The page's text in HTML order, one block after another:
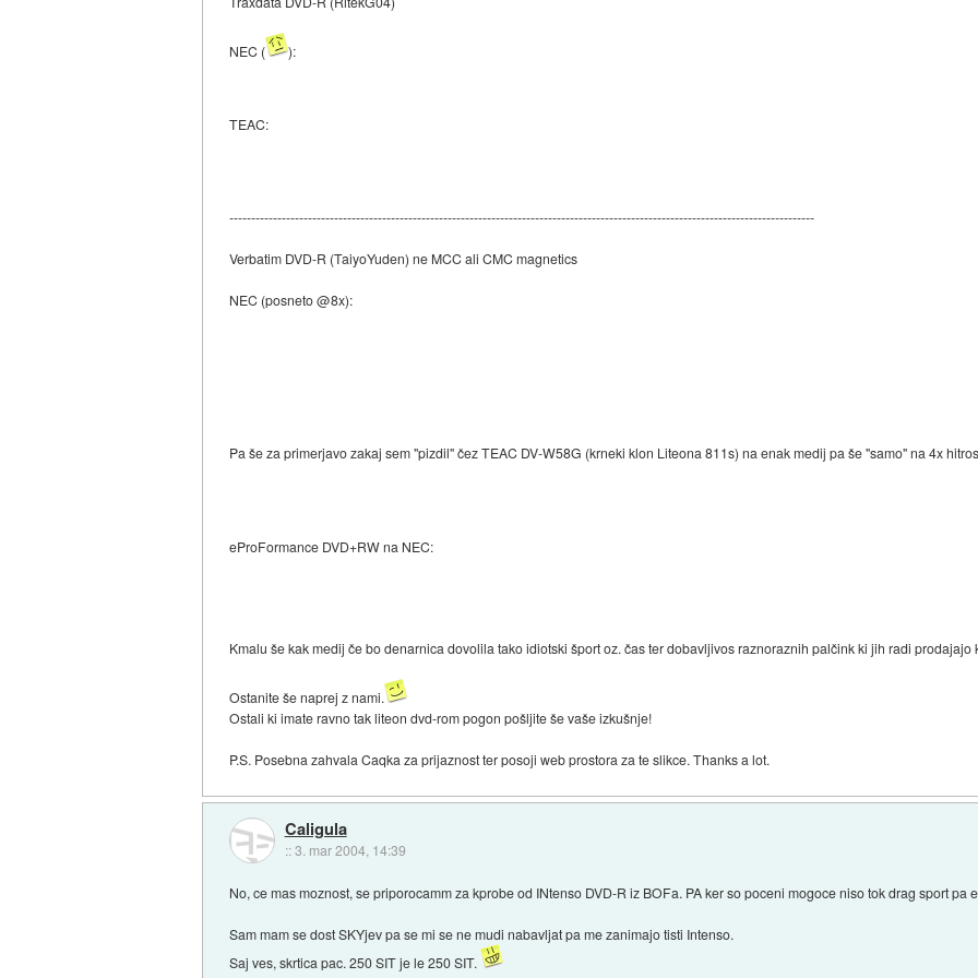
NEC ( ):
TEAC:
--------------------------------------------------------------------------------------------------------------------------------------
Verbatim DVD-R (TaiyoYuden) ne MCC ali CMC magnetics
NEC (posneto @8x):
Pa še za primerjavo zakaj sem "pizdil" čez TEAC DV-W58G (krneki klon Liteona 811s) na enak medij pa še "samo" na 4x
eProFormance DVD+RW na NEC:
Kmalu še kak medij če bo denarnica dovolila tako idiotski šport oz. čas ter dobavljivos raznoraznih palčink ki jih radi
Ostanite še naprej z nami.
Ostali ki imate ravno tak liteon dvd-rom pogon pošljite še vaše izkušnje!
P.S. Posebna zahvala Caqka za prijaznost ter posoji web prostora za te slikce. Thanks a lot.
Caligula
::3. mar 2004, 14:39
No, ce mas moznost, se priporocamm za kprobe od INtenso DVD-R iz BOFa. PA ker so poceni mogoce niso tok drag sport pa
Sam mam se dost SKYjev pa se mi se ne mudi nabavljat pa me zanimajo tisti Intenso.
Saj ves, skrtica pac. 250 SIT je le 250 SIT.